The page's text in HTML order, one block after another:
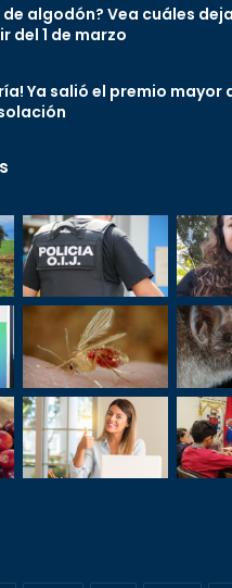
algodón? Vea cuáles
del 1 de marzo
Ya salió el premio mayor